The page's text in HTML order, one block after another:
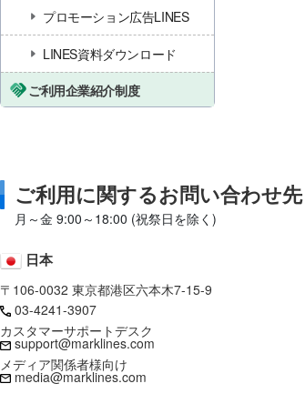
プロモーション広告LINES
LINES資料ダウンロード
ご利用企業紹介制度
ご利用に関するお問い合わせ先
月～金 9:00～18:00 (祝祭日を除く)
日本
〒106-0032 東京都港区六本木7-15-9
03-4241-3907
カスタマーサポートデスク
support@marklines.com
メディア関係者様向け
media@marklines.com